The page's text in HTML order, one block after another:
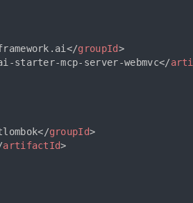
</groupId>
starter-mcp-server-webmvc</
</groupId>
artifactId>